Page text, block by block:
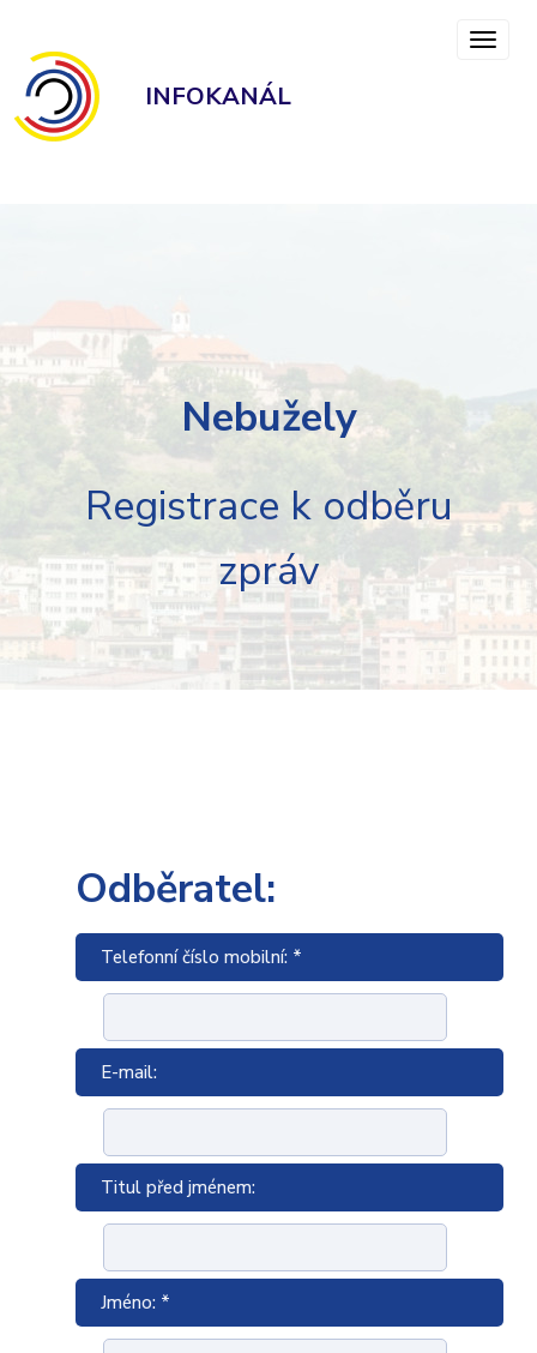
INFOKANÁL
Nebužely
Registrace k odběru
zpráv
Odběratel:
Telefonní číslo mobilní: *
E-mail:
Titul před jménem:
Jméno: *